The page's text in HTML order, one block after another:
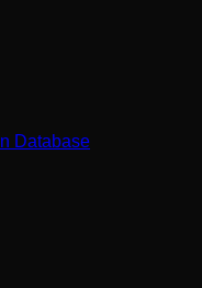
Database